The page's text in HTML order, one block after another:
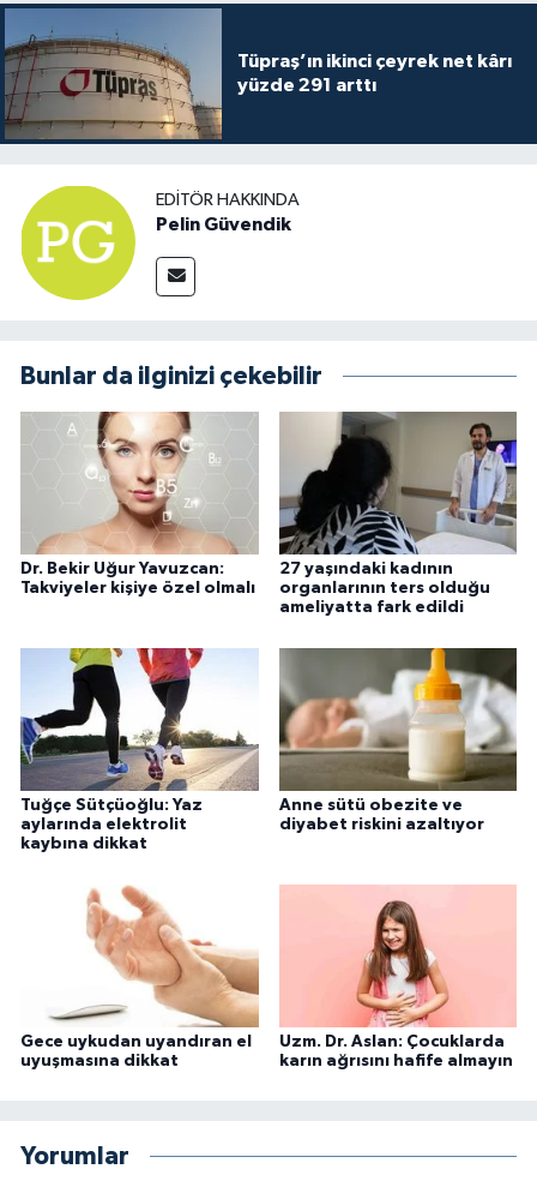
Tüpraş’ın ikinci çeyrek net kârı
yüzde 291 arttı
EDITÖR HAKKINDA
Pelin Güvendik
Bunlar da ilginizi çekebilir
Dr. Bekir Uğur Yavuzcan:
Takviyeler kişiye özel olmalı
27 yaşındaki kadının
organlarının ters olduğu
ameliyatta fark edildi
Tuğçe Sütçüoğlu: Yaz
aylarında elektrolit
kaybına dikkat
Anne sütü obezite ve
diyabet riskini azaltıyor
Gece uykudan uyandıran el
uyuşmasına dikkat
Uzm. Dr. Aslan: Çocuklarda
karın ağrısını hafife almayın
Yorumlar